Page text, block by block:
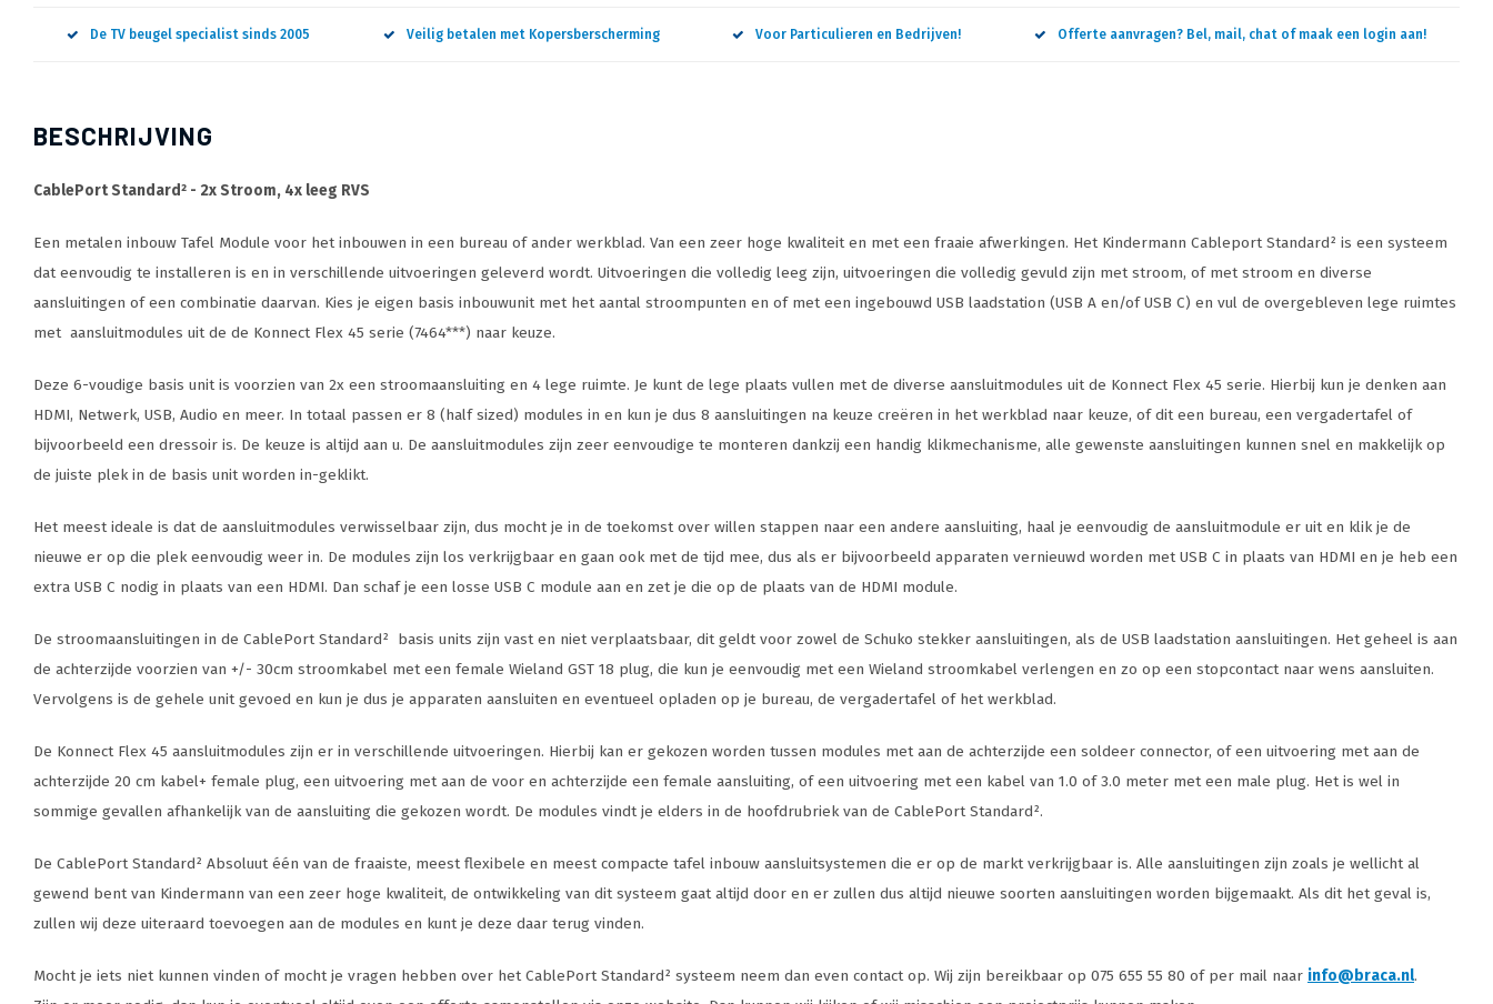
De TV beugel specialist sinds 2005 Veilig betalen met Kopersberscherming Voor Particulieren en Bedrijven! Offerte aanvragen? Bel, mail, chat of maak een login aan!
BESCHRIJVING
CablePort Standard² - 2x Stroom, 4x leeg RVS
Een metalen inbouw Tafel Module voor het inbouwen in een bureau of ander werkblad. Van een zeer hoge kwaliteit en met een fraaie afwerkingen. Het Kindermann Cableport Standard² is een systeem
dat eenvoudig te installeren is en in verschillende uitvoeringen geleverd wordt. Uitvoeringen die volledig leeg zijn, uitvoeringen die volledig gevuld zijn met stroom, of met stroom en diverse
aansluitingen of een combinatie daarvan. Kies je eigen basis inbouwunit met het aantal stroompunten en of met een ingebouwd USB laadstation (USB A en/of USB C) en vul de overgebleven lege ruimtes
met aansluitmodules uit de de Konnect Flex 45 serie (7464***) naar keuze.
Deze 6-voudige basis unit is voorzien van 2x een stroomaansluiting en 4 lege ruimte. Je kunt de lege plaats vullen met de diverse aansluitmodules uit de Konnect Flex 45 serie. Hierbij kun je denken aan
HDMI, Netwerk, USB, Audio en meer. In totaal passen er 8 (half sized) modules in en kun je dus 8 aansluitingen na keuze creëren in het werkblad naar keuze, of dit een bureau, een vergadertafel of
bijvoorbeeld een dressoir is. De keuze is altijd aan u. De aansluitmodules zijn zeer eenvoudige te monteren dankzij een handig klikmechanisme, alle gewenste aansluitingen kunnen snel en makkelijk op
de juiste plek in de basis unit worden in-geklikt.
Het meest ideale is dat de aansluitmodules verwisselbaar zijn, dus mocht je in de toekomst over willen stappen naar een andere aansluiting, haal je eenvoudig de aansluitmodule er uit en klik je de
nieuwe er op die plek eenvoudig weer in. De modules zijn los verkrijgbaar en gaan ook met de tijd mee, dus als er bijvoorbeeld apparaten vernieuwd worden met USB C in plaats van HDMI en je heb een
extra USB C nodig in plaats van een HDMI. Dan schaf je een losse USB C module aan en zet je die op de plaats van de HDMI module.
De stroomaansluitingen in de CablePort Standard² basis units zijn vast en niet verplaatsbaar, dit geldt voor zowel de Schuko stekker aansluitingen, als de USB laadstation aansluitingen. Het geheel is aan
de achterzijde voorzien van +/- 30cm stroomkabel met een female Wieland GST 18 plug, die kun je eenvoudig met een Wieland stroomkabel verlengen en zo op een stopcontact naar wens aansluiten.
Vervolgens is de gehele unit gevoed en kun je dus je apparaten aansluiten en eventueel opladen op je bureau, de vergadertafel of het werkblad.
De Konnect Flex 45 aansluitmodules zijn er in verschillende uitvoeringen. Hierbij kan er gekozen worden tussen modules met aan de achterzijde een soldeer connector, of een uitvoering met aan de
achterzijde 20 cm kabel+ female plug, een uitvoering met aan de voor en achterzijde een female aansluiting, of een uitvoering met een kabel van 1.0 of 3.0 meter met een male plug. Het is wel in
sommige gevallen afhankelijk van de aansluiting die gekozen wordt. De modules vindt je elders in de hoofdrubriek van de CablePort Standard².
De CablePort Standard² Absoluut één van de fraaiste, meest flexibele en meest compacte tafel inbouw aansluitsystemen die er op de markt verkrijgbaar is. Alle aansluitingen zijn zoals je wellicht al
gewend bent van Kindermann van een zeer hoge kwaliteit, de ontwikkeling van dit systeem gaat altijd door en er zullen dus altijd nieuwe soorten aansluitingen worden bijgemaakt. Als dit het geval is,
zullen wij deze uiteraard toevoegen aan de modules en kunt je deze daar terug vinden.
Mocht je iets niet kunnen vinden of mocht je vragen hebben over het CablePort Standard² systeem neem dan even contact op. Wij zijn bereikbaar op 075 655 55 80 of per mail naar info@braca.nl.